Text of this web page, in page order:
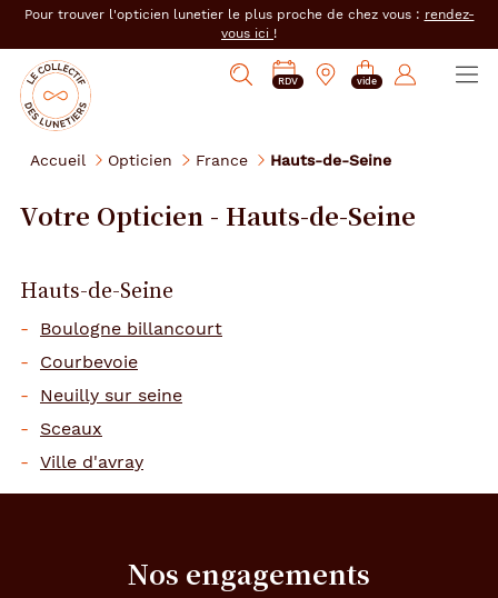
auPour trouver l'opticien lunetier le plus proche de chez vous : rendez-
vous ici !
Opticien
le
collectif
lunetiers
AfficherPRENDRE
RDV
Mon
magasin
Mes
vide
Mon
compte
Ouvrir
menu
Accueil Opticien France Hauts-de-Seine
Votre Opticien - Hauts-de-Seine
Hauts-de-Seine
Boulogne billancourt
Courbevoie
Neuilly sur seine
Sceaux
Ville d'avray
Nos engagements